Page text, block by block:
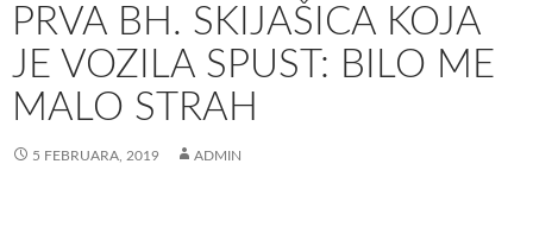
PRVA BH. SKIJAŠICA KOJA
JE VOZILA SPUST: BILO ME
MALO STRAH
5 FEBRUARA, 2019 ADMIN